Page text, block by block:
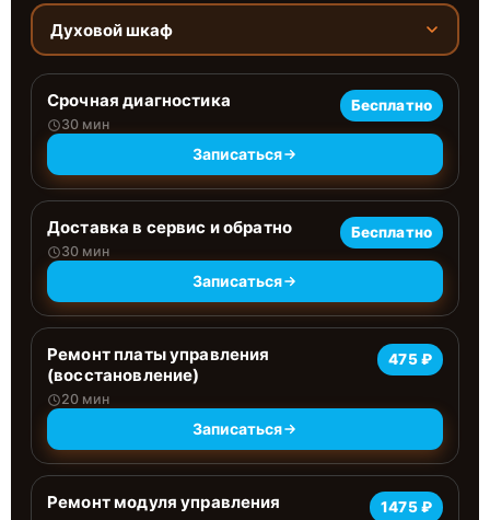
Духовой шкаф
Срочная диагностика
30 мин
Бесплатно
Записаться
Доставка в сервис и обратно
30 мин
Бесплатно
Записаться
Ремонт платы управления
(восстановление)
20 мин
475 ₽
Записаться
Ремонт модуля управления 1475 ₽